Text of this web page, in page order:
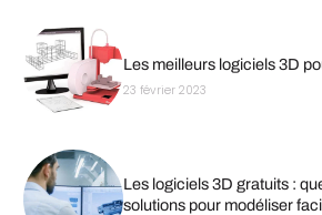
Les meilleurs logiciels 3D
23 février 2023
Les logiciels 3D gratuits :
solutions pour modéliser